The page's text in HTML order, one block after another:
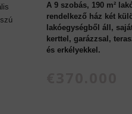
A 9 szobás, 190 m²
rendelkező ház két
lakóegységből áll,
kerttel, garázzsal,
és erkélyekkel.